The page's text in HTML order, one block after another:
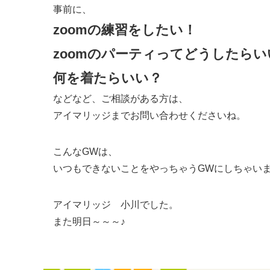
事前に、
zoomの練習をしたい！
zoomのパーティってどうしたらい
何を着たらいい？
などなど、ご相談がある方は、
アイマリッジまでお問い合わせくださいね。
こんなGWは、
いつもできないことをやっちゃうGWにしちゃい
アイマリッジ 小川でした。
また明日～～～♪